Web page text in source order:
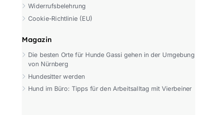
Widerrufsbelehrung
Cookie-Richtlinie (EU)
Magazin
Die besten Orte für Hunde Gassi gehen in der Umgebung
von Nürnberg
Hundesitter werden
Hund im Büro: Tipps für den Arbeitsalltag mit Vierbeiner